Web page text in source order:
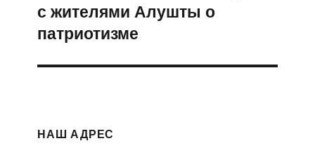
запись:
с жителями Алушты о
патриотизме
НАШ АДРЕС